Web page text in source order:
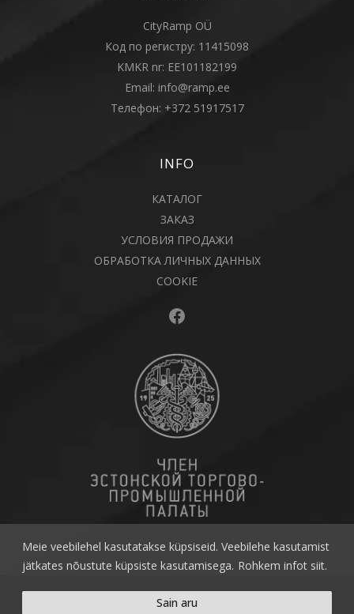
Meie veebilehel kasutatakse küpsiseid. Veebilehe kasutamist
jätkates nõustute küpsiste kasutamisega. Rohkem infot siit.
Sain aru
CityRamp OÜ
Код по регистру: 11415098
KMKR nr: EE101182199
Email: info@ramp.ee
Телефон: +372 51917517
INFO
КАТАЛОГ
ЗАКАЗ
УСЛОВИЯ ПРОДАЖИ
ОБРАБОТКА ЛИЧНЫХ ДАННЫХ
COOKIE
Facebook
Copyright © 2026 ramp.ee